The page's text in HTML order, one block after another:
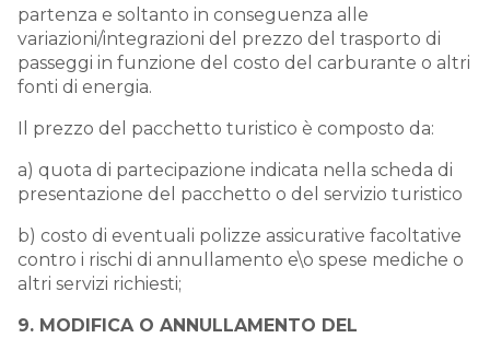
partenza e soltanto in conseguenza alle
variazioni/integrazioni del prezzo del trasporto di
passeggi in funzione del costo del carburante o altri
fonti di energia.
Il prezzo del pacchetto turistico è composto da:
a) quota di partecipazione indicata nella scheda di
presentazione del pacchetto o del servizio turistico
b) costo di eventuali polizze assicurative facoltative
contro i rischi di annullamento e\o spese mediche o
altri servizi richiesti;
9. MODIFICA O ANNULLAMENTO DEL